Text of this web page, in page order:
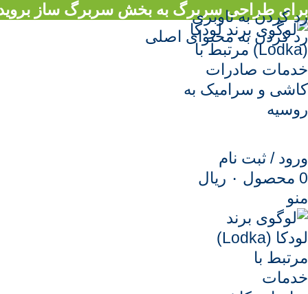
رد کردن به ناوبری
رد کردن به محتوای اصلی
برای طراحی سربرگ به بخش سربرگ ساز
ورود / ثبت نام
0 محصول ۰ ریال
منو